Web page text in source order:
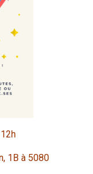
1B à 5080